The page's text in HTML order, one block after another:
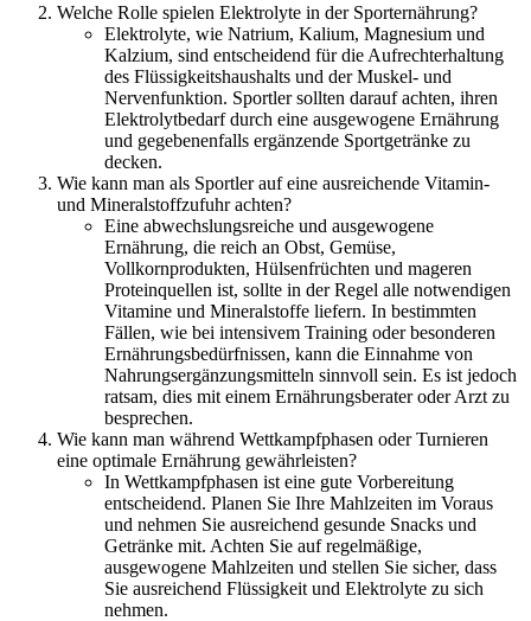
Welche Rolle spielen Elektrolyte in der Sporternährung?
Elektrolyte, wie Natrium, Kalium, Magnesium und
Kalzium, sind entscheidend für die Aufrechterhaltung
des Flüssigkeitshaushalts und der Muskel- und
Nervenfunktion. Sportler sollten darauf achten, ihren
Elektrolytbedarf durch eine ausgewogene Ernährung
und gegebenenfalls ergänzende Sportgetränke zu
decken.
Wie kann man als Sportler auf eine ausreichende Vitamin-
und Mineralstoffzufuhr achten?
Eine abwechslungsreiche und ausgewogene
Ernährung, die reich an Obst, Gemüse,
Vollkornprodukten, Hülsenfrüchten und mageren
Proteinquellen ist, sollte in der Regel alle notwendigen
Vitamine und Mineralstoffe liefern. In bestimmten
Fällen, wie bei intensivem Training oder besonderen
Ernährungsbedürfnissen, kann die Einnahme von
Nahrungsergänzungsmitteln sinnvoll sein. Es ist jedoch
ratsam, dies mit einem Ernährungsberater oder Arzt zu
besprechen.
Wie kann man während Wettkampfphasen oder Turnieren
eine optimale Ernährung gewährleisten?
In Wettkampfphasen ist eine gute Vorbereitung
entscheidend. Planen Sie Ihre Mahlzeiten im Voraus
und nehmen Sie ausreichend gesunde Snacks und
Getränke mit. Achten Sie auf regelmäßige,
ausgewogene Mahlzeiten und stellen Sie sicher, dass
Sie ausreichend Flüssigkeit und Elektrolyte zu sich
nehmen.